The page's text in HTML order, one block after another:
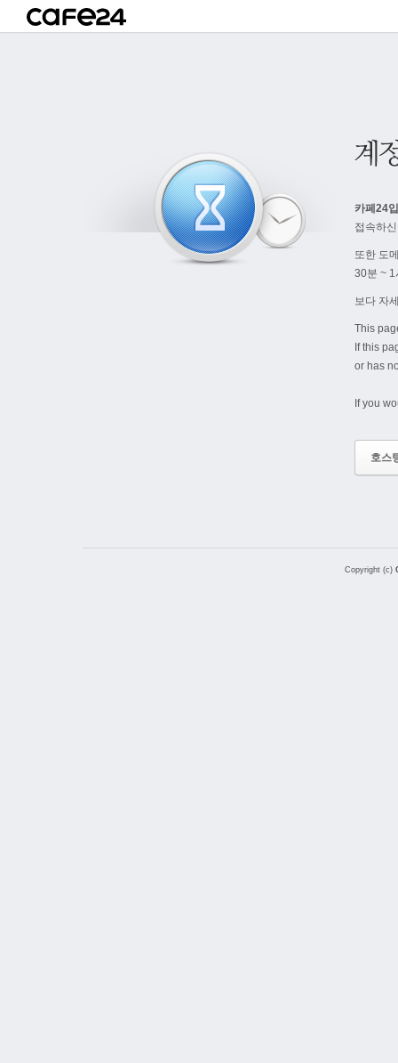
카페24
접속하
또한 도
30분 ~ 1
보다 자
This
If this
or has
If you
호스
Copyright (c)